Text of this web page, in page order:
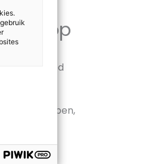
op
Goed
begrijpen,